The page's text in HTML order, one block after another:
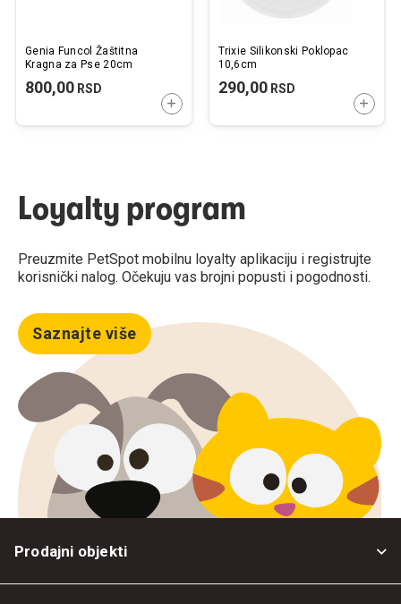
Genia Funcol Žaštitna
Kragna za Pse 20cm
800,00 RSD
DODAJTE U KORPU
Trixie Silikonski Poklopac
10,6cm
290,00RSD
Loyalty program
Preuzmite PetSpot mobilnu loyalty aplikaciju i registrujte
korisnički nalog. Očekuju vas brojni popusti i pogodnosti.
Saznajte više
Prodajni objekti